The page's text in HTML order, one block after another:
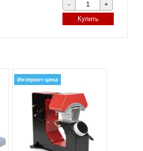
Купить
Интернет-цена